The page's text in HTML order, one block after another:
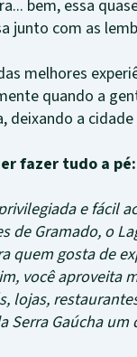
bem, essa
junto com as
melhores
quando a
deixando a
fazer tudo a pé:
e fácil
de Gramado, o
quem gosta de
você aproveita
lojas,
Serra Gaúcha